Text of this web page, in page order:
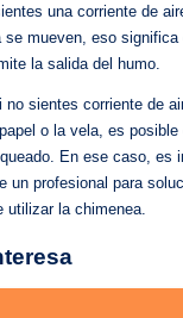
una corriente de
se mueven, eso
la salida del humo.
no sientes corriente de
o la vela, es
En ese caso, es
un profesional para
utilizar la chimenea.